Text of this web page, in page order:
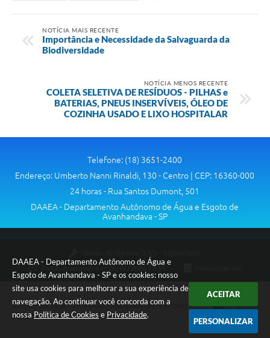
DAAEA - Departamento Autônomo de Água e
Esgoto de Avanhandava - SP e os cookies: nosso
site usa cookies para melhorar a sua experiência de
navegação. Ao continuar você concorda com a
nossa Política de Cookies e Privacidade.
ACEITAR
PERSONALIZAR
NOTÍCIA MAIS RECENTE
Importância e Necessidade da Salvaguarda da
Biodiversidade
NOTÍCIA MENOS RECENTE
COLETA SELETIVA DE RESÍDUOS - PILHAS e
BATERIAS, PNEUS INSERVÍVEIS, ÓLEO DE
COZINHA USADO E LIXO HOSPITALAR
Telefone: (18) 3651-2400
Endereço: Umberto Nanni Rinaldi, 130 - Centro | CEP: 16360-000
24 horas - Rua Santos Dumont, 501
DAAEA - Departamento Autônomo de Água e Esgoto de
Avanhandava - SP
Portal atualizado em:
28/07/2026 15:35
Copyright Instar - 2006-2026. Todos os direitos reservados -
Instar Tecnologia